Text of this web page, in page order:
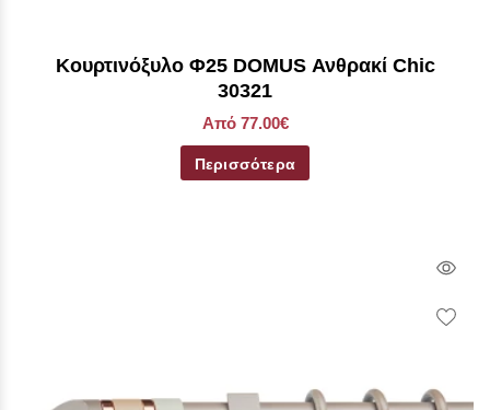
Kουρτινόξυλο Φ25 DOMUS Ανθρακί Chic
30321
Από 77.00€
Περισσότερα